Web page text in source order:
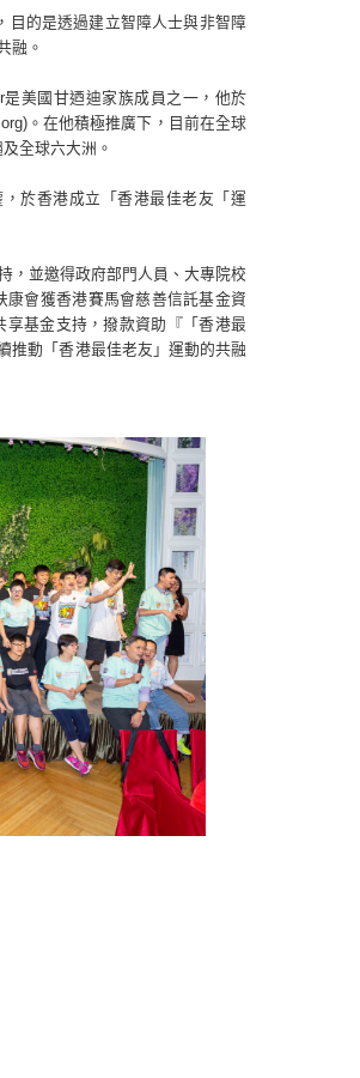
目的是透過建立智障人士與非智障
融。
是美國甘迺迪家族成員之一，他於
。在他積極推廣下，目前在全球
全球六大洲。
於香港成立「香港最佳老友「運
，並邀得政府部門人員、大專院校
康會獲香港賽馬會慈善信託基金資
基金支持，撥款資助『「香港最
推動「香港最佳老友」運動的共融